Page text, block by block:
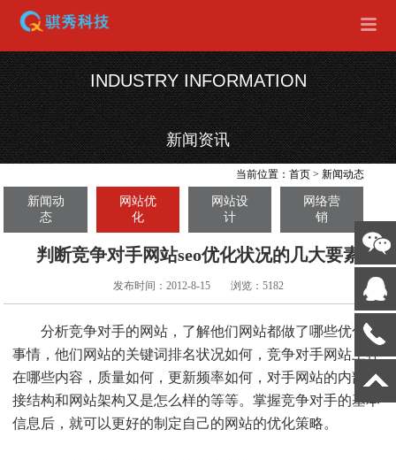
INDUSTRY INFORMATION
新闻资讯
当前位置：首页 >新闻动态
新闻动
态
网站优
化
网站设
计
网络营
销
判断竞争对手网站seo优化状况的几大要素
发布时间：2012-8-15 浏览：5182
分析竞争对手的网站，了解他们网站都做了哪些优化的
事情，他们网站的关键词排名状况如何，竞争对手网站上存
在哪些内容，质量如何，更新频率如何，对手网站的内部链
接结构和网站架构又是怎么样的等等。掌握竞争对手的基本
信息后，就可以更好的制定自己的网站的优化策略。